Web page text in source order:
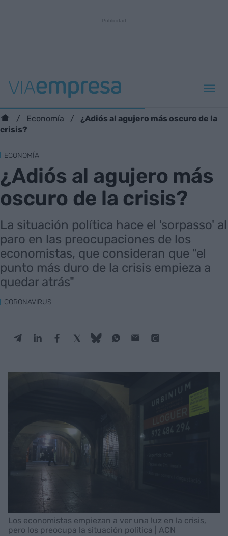
Economía
¿Adiós al agujero más oscuro de la
crisis?
ECONOMÍA
¿Adiós al agujero más
oscuro de la crisis?
La situación política hace el 'sorpasso' al
paro en las preocupaciones de los
economistas, que consideran que "el
punto más duro de la crisis empieza a
quedar atrás"
CORONAVIRUS
Los economistas empiezan a ver una luz en la crisis,
pero los preocupa la situación política | ACN